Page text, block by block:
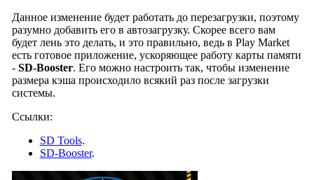
Данное изменение будет работать до перезагрузки, поэтому
разумно добавить его в автозагрузку. Скорее всего вам
будет лень это делать, и это правильно, ведь в Play Market
есть готовое приложение, ускоряющее работу карты памяти
- SD-Booster. Его можно настроить так, чтобы изменение
размера кэша происходило всякий раз после загрузки
системы.
Ссылки:
SD Tools.
SD-Booster.